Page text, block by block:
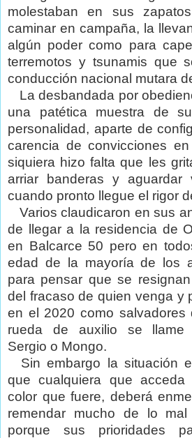
molestaban en sus
caminar en campaña, la
algún poder como para
terremotos y tsunamis que
conducción nacional mutara
La desbandada por
una patética muestra de
personalidad, aparte de
carencia de convicciones
siquiera hizo falta que les
arriar banderas y aguardar
cuando pronto llegue el rigor
Varios claudicaron en sus
de llegar a la residencia de
en Balcarce 50 pero en
edad de la mayoría de los
para pensar que se
del fracaso de quien venga y
en el 2020 como salvadores
rueda de auxilio se llame
Sergio o Mongo.
Sin embargo la situación
que cualquiera que
color que fuere, deberá
remendar mucho de lo
porque sus prioridades